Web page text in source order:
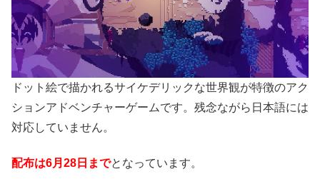
ドット絵で描かれるサイケデリックな世界観が特徴のアク
ションアドベンチャーゲームです。残念ながら日本語には
対応していません。
配布は6月28日までとなっています。